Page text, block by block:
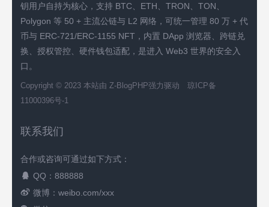
钥用户自持为核心，支持 BTC、ETH、TRON、TON、
Polygon 等 50 + 主流公链与 L2 网络，可统一管理 80 万 + 代
币与 ERC-721/ERC-1155 NFT，内置 DApp 浏览器、跨链兑
换、授权管控、硬件钱包适配，是进入 Web3 世界的安全入
口。
Copyright © 2023 本站由 Z-BlogPHP强力驱动
琼ICP备
11000396号-1
联系我们
合作或咨询可通过如下方式：
QQ：888888
微博：weibo.com/xxx